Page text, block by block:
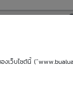
งเว็บไซต์นี้